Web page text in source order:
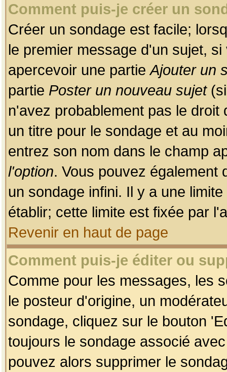
Comment puis-je créer un
Créer un sondage est facile;
le premier message d'un sujet,
apercevoir une partieAjouter un
partie Poster un nouveau sujet(si
n'avez probablement pas le
un titre pour le sondage et au
entrez son nom dans le champ
l'option. Vous pouvez également
un sondage infini. Il y a une
établir; cette limite est fixée par
Revenir en haut de page
Comment puis-je éditer ou
Comme pour les messages, les
le posteur d'origine, un
sondage, cliquez sur le bouton
toujours le sondage associé
pouvez alors supprimer le